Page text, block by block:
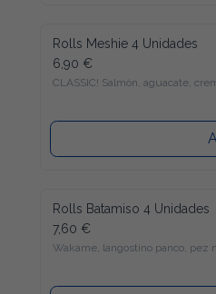
Rolls Meshie 4 Unidades
6,90 €
CLASSIC! Salmón, aguacate,
Rolls Batamiso 4 Unidades
7,60 €
Wakame, langostino panco, pez